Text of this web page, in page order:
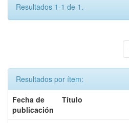
Resultados 1-1 de 1.
Resultados por ítem:
Fecha de
publicación
Título